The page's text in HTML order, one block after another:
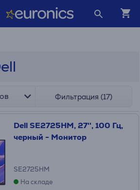
Фильтрация (17)
Dell SE2725HM, 27'', 100 Гц,
черный - Монитор
SE2725HM
На складе